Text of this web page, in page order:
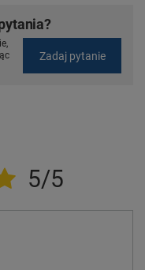
Zadaj pytanie
5/5